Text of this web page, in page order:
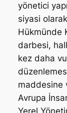
yönetici
siyasi
Hükmünde
darbesi,
kez daha
maddesine
Avrupa